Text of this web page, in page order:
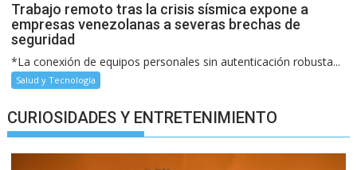
Trabajo remoto tras la crisis sísmica expone a
empresas venezolanas a severas brechas de
seguridad
*La conexión de equipos personales sin autenticación robusta...
Salud y Tecnología
CURIOSIDADES Y ENTRETENIMIENTO